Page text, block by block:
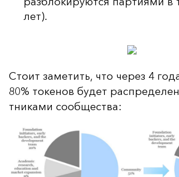
лет).
Сто­ит за­ме­тить, что че­рез 4
80% то­ке­нов бу­дет
тни­ка­ми со­об­щес­тва: